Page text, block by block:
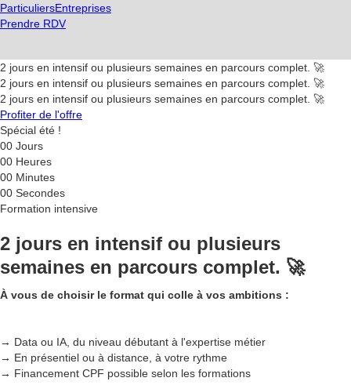
ParticuliersEntreprises
Prendre RDV
2 jours en intensif ou plusieurs semaines en parcours complet. 🚀
2 jours en intensif ou plusieurs semaines en parcours complet. 🚀
2 jours en intensif ou plusieurs semaines en parcours complet. 🚀
Profiter de l'offre
Spécial été !
00 Jours
00 Heures
00 Minutes
00 Secondes
Formation intensive
2 jours en intensif ou plusieurs
semaines en parcours complet. 🚀
À vous de choisir le format qui colle à vos ambitions :
→ Data ou IA, du niveau débutant à l'expertise métier
→ En présentiel ou à distance, à votre rythme
→ Financement CPF possible selon les formations